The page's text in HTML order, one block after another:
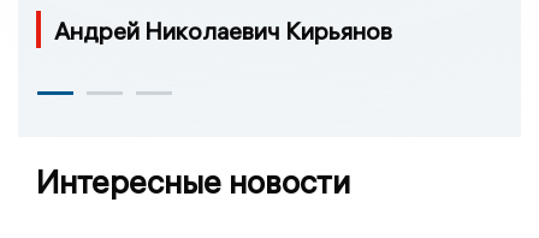
Андрей Николаевич Кирьянов
Интересные новости